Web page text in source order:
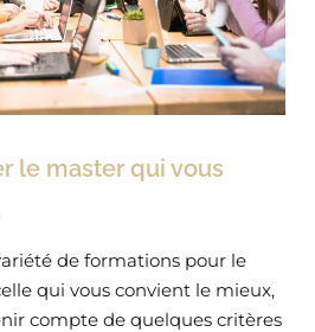
le master qui vous
de formations pour le
qui vous convient le mieux,
compte de quelques critères